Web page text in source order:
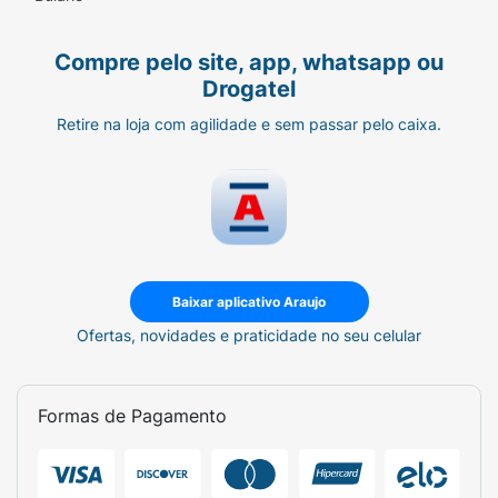
Compre pelo site, app, whatsapp ou
Drogatel
Retire na loja com agilidade e sem passar pelo caixa.
Baixar aplicativo Araujo
Ofertas, novidades e praticidade no seu celular
Formas de Pagamento